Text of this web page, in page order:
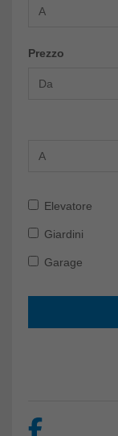
Prezzo
Elevatore
Giardini
Garage